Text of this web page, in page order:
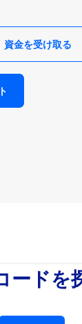
資金を受け取る
ードを